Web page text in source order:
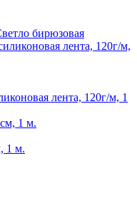
бирюзовая
лента, 120г/м, 1
1 м.